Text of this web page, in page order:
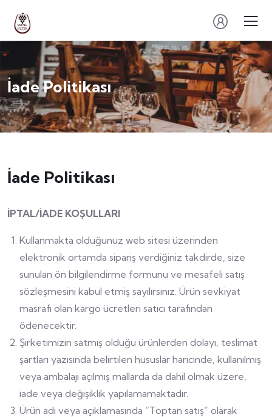
İade Politikası
İade Politikası
İPTAL/İADE KOŞULLARI
Kullanmakta olduğunuz web sitesi üzerinden
elektronik ortamda sipariş verdiğiniz takdirde, size
sunulan ön bilgilendirme formunu ve mesafeli satış
sözleşmesini kabul etmiş sayılırsınız. Ürün sevkiyat
masrafı olan kargo ücretleri satıcı tarafından
ödenecektir.
Şirketimizin satmış olduğu ürünlerden dolayı, teslimat
şartları yazısında belirtilen hususlar haricinde, kullanılmış
veya ambalajı açılmış mallarda da dahil olmak üzere,
iade veya değişiklik yapılamamaktadır.
Ürün adı veya açıklamasında “Toptan satış” olarak